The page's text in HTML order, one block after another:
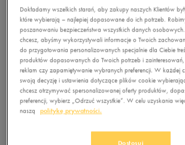
Dokładamy wszelkich starań, aby zakupy naszych Klientów
które wybierają – najlepiej dopasowane do ich potrzeb.
poszanowaniu bezpieczeństwa wszystkich danych
chcesz, abyśmy wykorzystywali informacje o Twoich
do przygotowania personalizowanych specjalnie dla Ciebie
produktów dopasowanych do Twoich potrzeb i
reklam czy zapamiętywanie wybranych preferencji. W każdej
swoją decyzję i ustawienia dotyczące plików cookie wybierając
chcesz otrzymywać spersonalizowanej oferty produktów,
preferencji, wybierz „Odrzuć wszystkie”. W celu uzyskania
naszą
politykę prywatności.
Dostosuj